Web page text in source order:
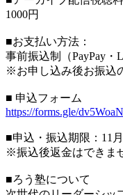
1000円
■お支払い方法：
事前振込制（PayPay・
※お申し込み後お振込
■ 申込フォーム
https://forms.gle/
■申込・振込期限：11
※振込後返金はできま
■ろう塾について